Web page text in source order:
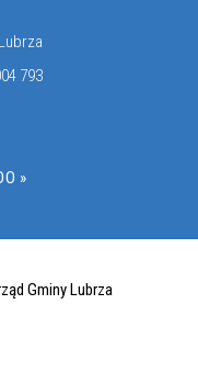
793
»
Gminy Lubrza